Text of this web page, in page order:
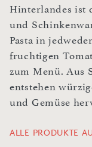
Hinterlandes ist
und
Pasta in
fruchtigen
zum Menü. Aus
entstehen
und Gemüse
ALLE PRODUKTE